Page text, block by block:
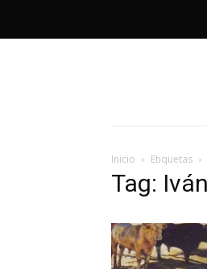
Inicio Etiquetas
Tag: